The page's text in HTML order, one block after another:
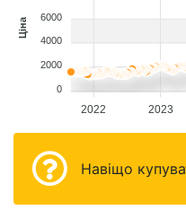
2022 2023
6000
4000
2000
0
Ціна
Навіщо